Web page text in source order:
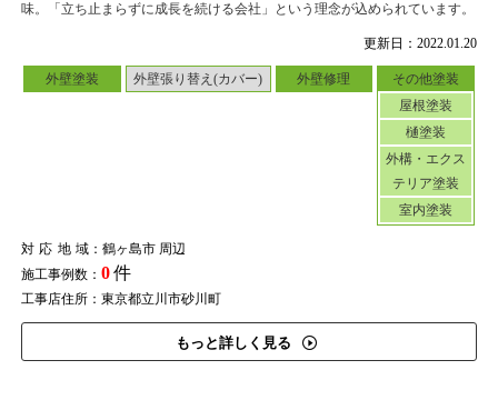
更新日：2022.01.20
外壁塗装 外壁張り替え(カバー) 外壁修理
その他塗装
屋根塗装
樋塗装
外構・エクス
テリア塗装
室内塗装
対応地域：鶴ヶ島市 周辺
施工事例数： 0件
工事店住所：東京都立川市砂川町
もっと詳しく見る
味。「立ち止まらずに成長を続ける会社」という理念が込められています。